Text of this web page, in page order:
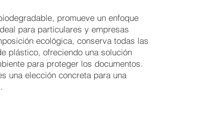
promueve un enfoque
para particulares y empresas
ecológica, conserva todas las
plástico, ofreciendo una solución
para proteger los documentos.
una elección concreta para una